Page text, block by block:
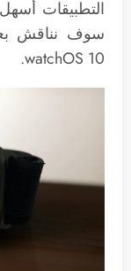
التطبيقات
سوف نناقش
watchOS 10.